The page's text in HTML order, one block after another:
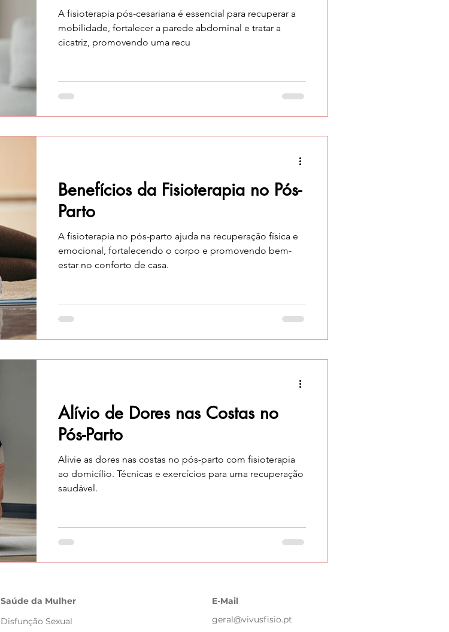
A fisioterapia pós-cesariana é essencial para recuperar a
mobilidade, fortalecer a parede abdominal e tratar a
cicatriz, promovendo uma recu
Benefícios da Fisioterapia no Pós-
Parto
A fisioterapia no pós-parto ajuda na recuperação física e
emocional, fortalecendo o corpo e promovendo bem-
estar no conforto de casa.
Alívio de Dores nas Costas no
Pós-Parto
Alivie as dores nas costas no pós-parto com fisioterapia
ao domicílio. Técnicas e exercícios para uma recuperação
saudável.
Saúde da Mulher
Disfunção Sexual
E-Mail
geral@vivusfisio.pt